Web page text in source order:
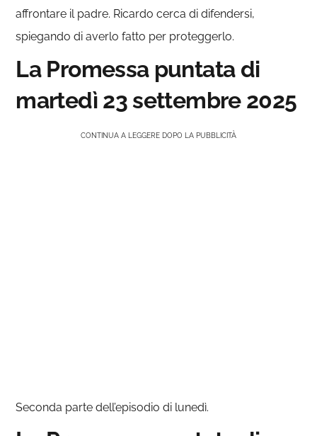
affrontare il padre. Ricardo cerca di difendersi,
spiegando di averlo fatto per proteggerlo.
La Promessa puntata di
martedì 23 settembre 2025
CONTINUA A LEGGERE DOPO LA PUBBLICITÀ
Seconda parte dell’episodio di lunedì.